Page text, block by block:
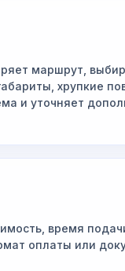
маршрут,
хрупкие
и уточняет
время
оплаты или